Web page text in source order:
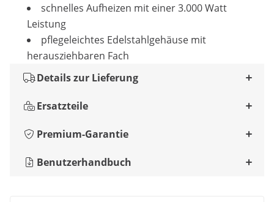
schnelles Aufheizen mit einer 3.000 Watt
Leistung
pflegeleichtes Edelstahlgehäuse mit
herausziehbaren Fach
Details zur Lieferung
Ersatzteile
Premium-Garantie
Benutzerhandbuch